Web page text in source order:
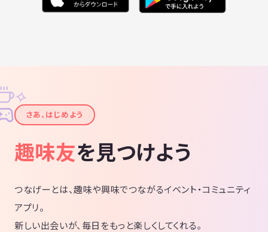
✦
✧
さあ、はじめよう
趣味友を見つけよう
つなげーとは、趣味や興味でつながるイベント・コミュニティ
アプリ。
新しい出会いが、毎日をもっと楽しくしてくれる。